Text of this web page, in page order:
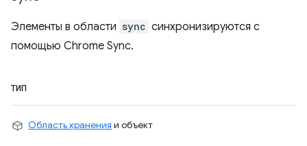
Элементы в области sync синхронизируются с
помощью Chrome Sync.
ТИП
Область хранения и объект